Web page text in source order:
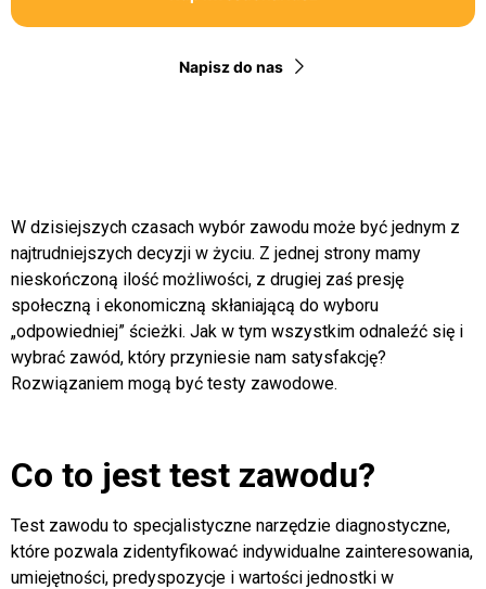
Napisz do nas
W dzisiejszych czasach wybór zawodu może być jednym z
najtrudniejszych decyzji w życiu. Z jednej strony mamy
nieskończoną ilość możliwości, z drugiej zaś presję
społeczną i ekonomiczną skłaniającą do wyboru
„odpowiedniej” ścieżki. Jak w tym wszystkim odnaleźć się i
wybrać zawód, który przyniesie nam satysfakcję?
Rozwiązaniem mogą być testy zawodowe.
Co to jest test zawodu?
Test zawodu to specjalistyczne narzędzie diagnostyczne,
które pozwala zidentyfikować indywidualne zainteresowania,
umiejętności, predyspozycje i wartości jednostki w